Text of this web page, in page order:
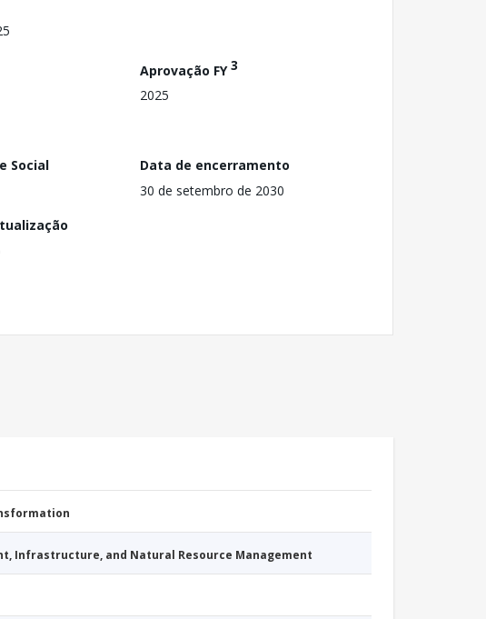
Aprovação FY3
2025
Social
Data de encerramento
30 de setembro de 2030
Infrastructure, and Natural Resource Management